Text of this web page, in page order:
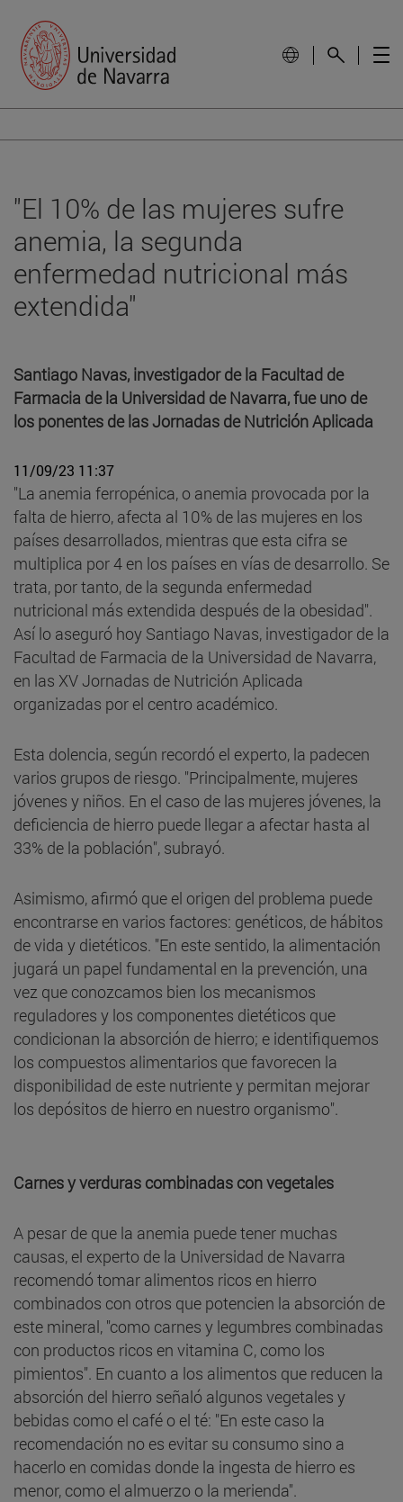
"El 10% de las mujeres sufre
anemia, la segunda
enfermedad nutricional más
extendida"
Santiago Navas, investigador de la Facultad de
Farmacia de la Universidad de Navarra, fue uno de
los ponentes de las Jornadas de Nutrición Aplicada
11/09/23 11:37
"La anemia ferropénica, o anemia provocada por la
falta de hierro, afecta al 10% de las mujeres en los
países desarrollados, mientras que esta cifra se
multiplica por 4 en los países en vías de desarrollo. Se
trata, por tanto, de la segunda enfermedad
nutricional más extendida después de la obesidad".
Así lo aseguró hoy Santiago Navas, investigador de la
Facultad de Farmacia de la Universidad de Navarra,
en las XV Jornadas de Nutrición Aplicada
organizadas por el centro académico.
Esta dolencia, según recordó el experto, la padecen
varios grupos de riesgo. "Principalmente, mujeres
jóvenes y niños. En el caso de las mujeres jóvenes, la
deficiencia de hierro puede llegar a afectar hasta al
33% de la población", subrayó.
Asimismo, afirmó que el origen del problema puede
encontrarse en varios factores: genéticos, de hábitos
de vida y dietéticos. "En este sentido, la alimentación
jugará un papel fundamental en la prevención, una
vez que conozcamos bien los mecanismos
reguladores y los componentes dietéticos que
condicionan la absorción de hierro; e identifiquemos
los compuestos alimentarios que favorecen la
disponibilidad de este nutriente y permitan mejorar
los depósitos de hierro en nuestro organismo".
Carnes y verduras combinadas con vegetales
A pesar de que la anemia puede tener muchas
causas, el experto de la Universidad de Navarra
recomendó tomar alimentos ricos en hierro
combinados con otros que potencien la absorción de
este mineral, "como carnes y legumbres combinadas
con productos ricos en vitamina C, como los
pimientos". En cuanto a los alimentos que reducen la
absorción del hierro señaló algunos vegetales y
bebidas como el café o el té: "En este caso la
recomendación no es evitar su consumo sino a
hacerlo en comidas donde la ingesta de hierro es
menor, como el almuerzo o la merienda".